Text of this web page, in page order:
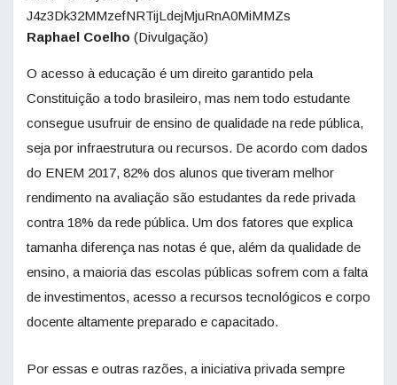
Raphael Coelho (Divulgação)
O acesso à educação é um direito garantido pela
Constituição a todo brasileiro, mas nem todo estudante
consegue usufruir de ensino de qualidade na rede pública,
seja por infraestrutura ou recursos. De acordo com dados
do ENEM 2017, 82% dos alunos que tiveram melhor
rendimento na avaliação são estudantes da rede privada
contra 18% da rede pública. Um dos fatores que explica
tamanha diferença nas notas é que, além da qualidade de
ensino, a maioria das escolas públicas sofrem com a falta
de investimentos, acesso a recursos tecnológicos e corpo
docente altamente preparado e capacitado.
Por essas e outras razões, a iniciativa privada sempre